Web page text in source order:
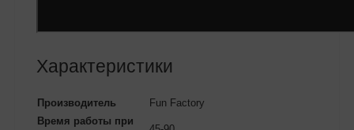
Характеристики
Производитель
Fun Factory
Время работы при